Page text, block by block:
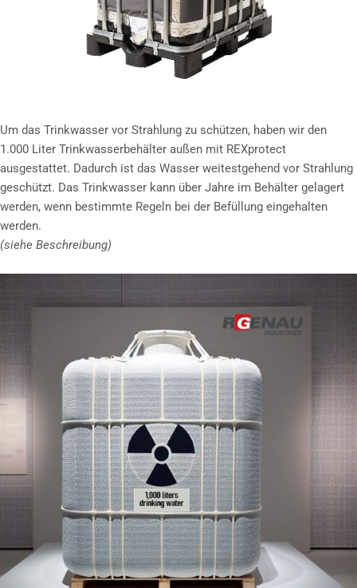
Um das Trinkwasser vor Strahlung zu schützen, haben wir den
1.000 Liter Trinkwasserbehälter außen mit REXprotect
ausgestattet. Dadurch ist das Wasser weitestgehend vor Strahlung
geschützt. Das Trinkwasser kann über Jahre im Behälter gelagert
werden, wenn bestimmte Regeln bei der Befüllung eingehalten
werden.
(siehe Beschreibung)